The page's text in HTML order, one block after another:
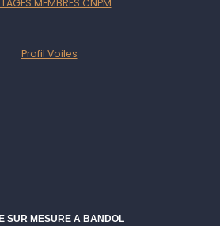
MEMBRES CNPM
SUR MESURE A BANDOL